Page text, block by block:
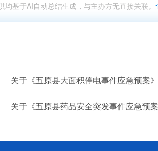
均基于AI自动总结生成，与主办方无直接关联。
关于《五原县大面积停电事件应急预案
关于《五原县药品安全突发事件应急预